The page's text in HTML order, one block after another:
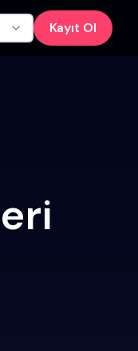
Kayıt Ol